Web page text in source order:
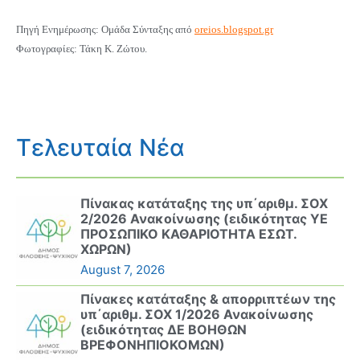
Πηγή Ενημέρωσης: Ομάδα Σύνταξης από oreios.blogspot.gr
Φωτογραφίες: Τάκη Κ. Ζώτου.
Τελευταία Νέα
Πίνακας κατάταξης της υπ΄αριθμ. ΣΟΧ
2/2026 Ανακοίνωσης (ειδικότητας ΥΕ
ΠΡΟΣΩΠΙΚΟ ΚΑΘΑΡΙΟΤΗΤΑ ΕΣΩΤ.
ΧΩΡΩΝ)
August 7, 2026
Πίνακες κατάταξης & απορριπτέων της
υπ΄αριθμ. ΣΟΧ 1/2026 Ανακοίνωσης
(ειδικότητας ΔΕ ΒΟΗΘΩΝ
ΒΡΕΦΟΝΗΠΙΟΚΟΜΩΝ)